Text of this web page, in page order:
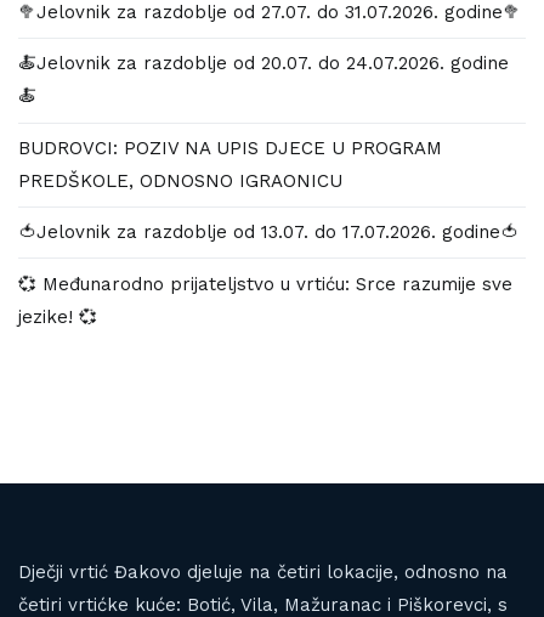
🥦Jelovnik za razdoblje od 27.07. do 31.07.2026. godine🥦
🍝Jelovnik za razdoblje od 20.07. do 24.07.2026. godine
🍝
BUDROVCI: POZIV NA UPIS DJECE U PROGRAM
PREDŠKOLE, ODNOSNO IGRAONICU
🍅Jelovnik za razdoblje od 13.07. do 17.07.2026. godine🍅
💞 Međunarodno prijateljstvo u vrtiću: Srce razumije sve
jezike! 💞
Dječji vrtić Đakovo djeluje na četiri lokacije, odnosno na
četiri vrtićke kuće: Botić, Vila, Mažuranac i Piškorevci, s